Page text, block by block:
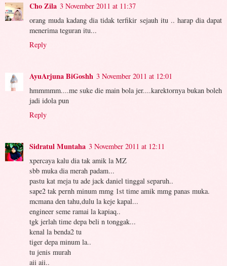
Cho Zila 3 November 2011 at 11:37
orang muda kadang dia tidak terfikir sejauh itu .. harap dia dapat
menerima teguran itu...
Reply
AyuArjuna BiGoshh 3 November 2011 at 12:01
hmmmmm....me suke die main bola jer....karektornya bukan boleh
jadi idola pun
Reply
Sidratul Muntaha 3 November 2011 at 12:11
xpercaya kalu dia tak amik la MZ
sbb muka dia merah padam...
pastu kat meja tu ade jack daniel tinggal separuh..
sape2 tak pernh minum mmg 1st time amik mmg panas muka.
mcmana den tahu,dulu la keje kapal...
engineer seme ramai la kapiaq..
tgk jerlah time depa beli n tonggak...
kenal la benda2 tu
tiger depa minum la..
tu jenis murah
aii aii..